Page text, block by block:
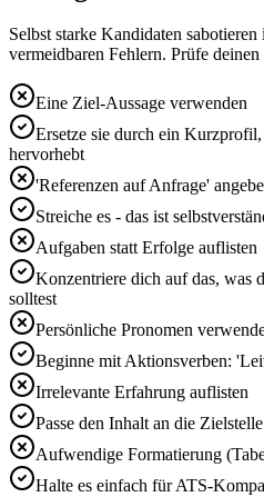
Selbst starke Kandidaten
vermeidbaren Fehlern. Prüfe
Eine Ziel-Aussage verwenden
Ersetze sie durch ein
hervorhebt
'Referenzen auf Anfrage'
Streiche es - das ist
Aufgaben statt Erfolge auflisten
Konzentriere dich auf das, was
solltest
Persönliche Pronomen
Beginne mit Aktionsverben:
Irrelevante Erfahrung auflisten
Passe den Inhalt an die
Aufwendige Formatierung
Halte es einfach für ATS-